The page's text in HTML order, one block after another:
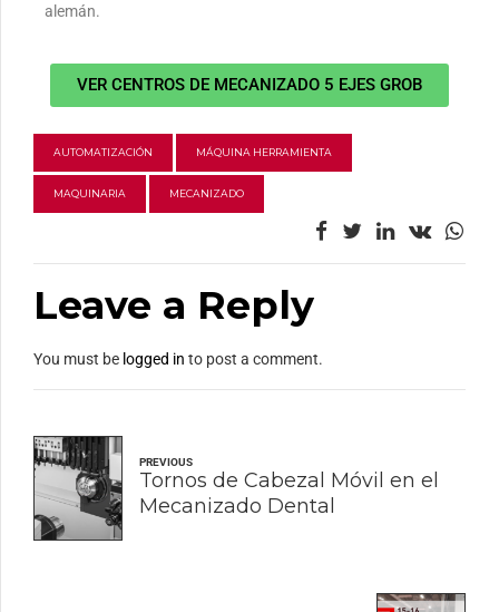
alemán.
VER CENTROS DE MECANIZADO 5 EJES GROB
AUTOMATIZACIÓN MÁQUINA HERRAMIENTA
MAQUINARIA MECANIZADO
Leave a Reply
You must be logged in to post a comment.
PREVIOUS
Tornos de Cabezal Móvil en el
Mecanizado Dental